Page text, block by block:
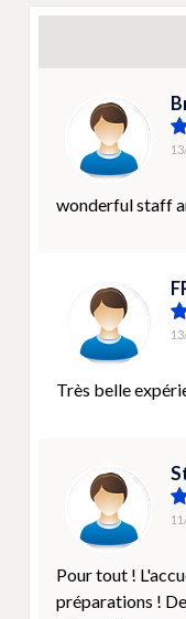
wonderful staff
Très belle
Pour tout !
préparations !